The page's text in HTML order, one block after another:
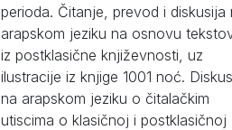
perioda. Čitanje, prevod i diskusija
arapskom jeziku na osnovu
iz postklasične književnosti, uz
ilustracije iz knjige 1001 noć.
na arapskom jeziku o čitalačkim
utiscima o klasičnoj i postklasičnoj